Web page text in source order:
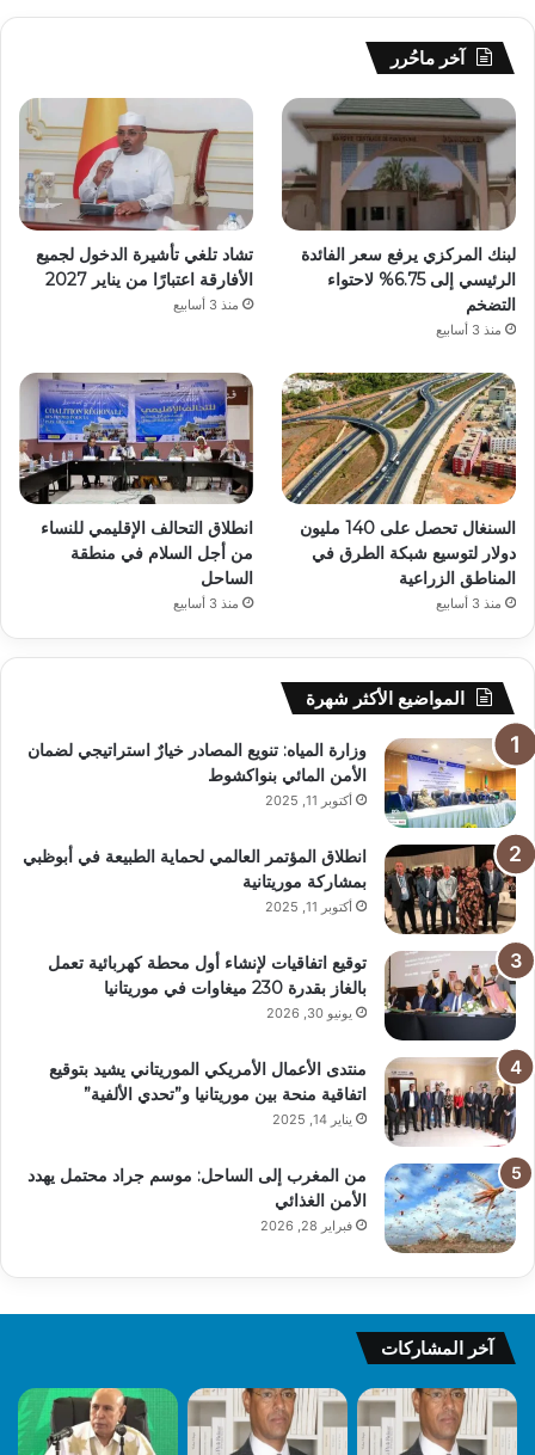
آخر ماحُرر
لبنك المركزي يرفع سعر الفائدة
الرئيسي إلى 6.75% لاحتواء
التضخم
منذ 3 أسابيع
تشاد تلغي تأشيرة الدخول لجميع
الأفارقة اعتبارًا من يناير 2027
منذ 3 أسابيع
السنغال تحصل على 140 مليون
دولار لتوسيع شبكة الطرق في
المناطق الزراعية
منذ 3 أسابيع
انطلاق التحالف الإقليمي للنساء
من أجل السلام في منطقة
الساحل
منذ 3 أسابيع
المواضيع الأكثر شهرة
وزارة المياه: تنويع المصادر خيارٌ استراتيجي لضمان
الأمن المائي بنواكشوط
أكتوبر 11, 2025
انطلاق المؤتمر العالمي لحماية الطبيعة في أبوظبي
بمشاركة موريتانية
أكتوبر 11, 2025
توقيع اتفاقيات لإنشاء أول محطة كهربائية تعمل
بالغاز بقدرة 230 ميغاوات في موريتانيا
يونيو 30, 2026
منتدى الأعمال الأمريكي الموريتاني يشيد بتوقيع
اتفاقية منحة بين موريتانيا و”تحدي الألفية”
يناير 14, 2025
من المغرب إلى الساحل: موسم جراد محتمل يهدد
الأمن الغذائي
فبراير 28, 2026
آخر المشاركات